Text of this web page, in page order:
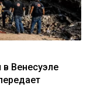
Венесуэле